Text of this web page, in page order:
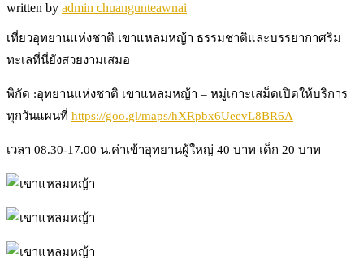
written by admin chuangunteawnai
เที่ยวอุทยานแห่งชาติ เขาแหลมหญ้า ธรรมชาติและบรรยากาศริม
ทะเลที่นี่ยังสวยงามเสมอ
พิกัด :อุทยานแห่งชาติ เขาแหลมหญ้า – หมู่เกาะเสม็ดเปิดให้บริการ
ทุกวันแผนที่ https://goo.gl/maps/hXRpbx6UeevL8BR6A
เวลา 08.30-17.00 น.ค่าเข้าอุทยานผู้ใหญ่ 40 บาท เด็ก 20 บาท